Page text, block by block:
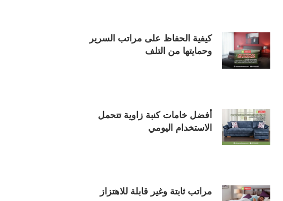
كيفية الحفاظ على مراتب السرير
وحمايتها من التلف
أفضل خامات كنبة زاوية تتحمل
الاستخدام اليومي
مراتب ثابتة وغير قابلة للاهتزاز